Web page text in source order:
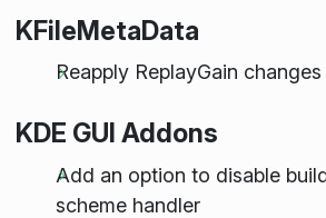
KFileMetaData
Reapply ReplayGain changes
KDE GUI Addons
Add an option to disable
scheme handler